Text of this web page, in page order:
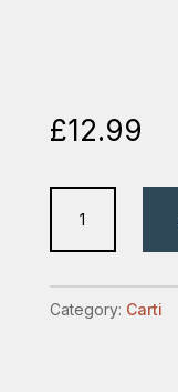
£12.99
Calea
quantity
Category: Carti